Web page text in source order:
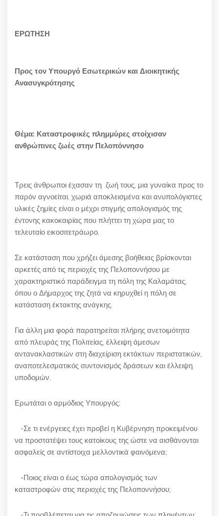
ΕΡΩΤΗΣΗ
Προς τον Υπουργό Εσωτερικών και Διοικητικής
Ανασυγκρότησης
Θέμα: Καταστροφικές πλημμύρες στοίχισαν
ανθρώπινες ζωές στην Πελοπόννησο
Τρεις άνθρωποι έχασαν τη ζωή τους, μια γυναίκα προς το
παρόν αγνοείται, χωριά αποκλεισμένα και ανυπολόγιστες
υλικές ζημίες είναι ο μέχρι στιγμής απολογισμός της
έντονης κακοκαιρίας που πλήττει τη χώρα μας το
τελευταίο εικοσιτετράωρο.
Σε κατάσταση που χρήζει άμεσης βοήθειας βρίσκονται
αρκετές από τις περιοχές της Πελοποννήσου με
χαρακτηριστικό παράδειγμα τη πόλη της Καλαμάτας,
όπου ο Δήμαρχος της ζητά να κηρυχθεί η πόλη σε
κατάσταση έκτακτης ανάγκης.
Για άλλη μια φορά παρατηρείται πλήρης ανετοιμότητα
από πλευράς της Πολιτείας, έλλειψη άμεσων
αντανακλαστικών στη διαχείριση εκτάκτων περιστατικών,
αναποτελεσματικός συντονισμός δράσεων και έλλειψη
υποδομών.
Ερωτάται ο αρμόδιος Υπουργός:
-Σε τι ενέργειες έχει προβεί η Κυβέρνηση προκειμένου
να προστατέψει τους κατοίκους της ώστε να αισθάνονται
ασφαλείς σε αντίστοιχα μελλοντικά φαινόμενα;
-Ποιος είναι ο έως τώρα απολογισμός των
καταστροφών στις περιοχές της Πελοποννήσου;